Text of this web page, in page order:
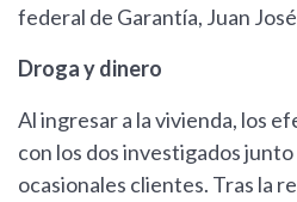
federal de Garantía, Juan
Droga y dinero
Al ingresar a la vivienda, los
con los dos investigados
ocasionales clientes. Tras la